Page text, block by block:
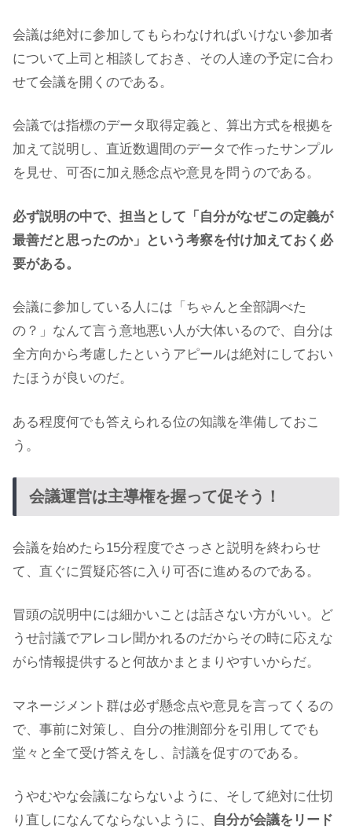
会議は絶対に参加してもらわなければいけない参加者
について上司と相談しておき、その人達の予定に合わ
せて会議を開くのである。
会議では指標のデータ取得定義と、算出方式を根拠を
加えて説明し、直近数週間のデータで作ったサンプル
を見せ、可否に加え懸念点や意見を問うのである。
必ず説明の中で、担当として「自分がなぜこの定義が
最善だと思ったのか」という考察を付け加えておく必
要がある。
会議に参加している人には「ちゃんと全部調べた
の？」なんて言う意地悪い人が大体いるので、自分は
全方向から考慮したというアピールは絶対にしておい
たほうが良いのだ。
ある程度何でも答えられる位の知識を準備しておこ
う。
会議運営は主導権を握って促そう！
会議を始めたら15分程度でさっさと説明を終わらせ
て、直ぐに質疑応答に入り可否に進めるのである。
冒頭の説明中には細かいことは話さない方がいい。ど
うせ討議でアレコレ聞かれるのだからその時に応えな
がら情報提供すると何故かまとまりやすいからだ。
マネージメント群は必ず懸念点や意見を言ってくるの
で、事前に対策し、自分の推測部分を引用してでも
堂々と全て受け答えをし、討議を促すのである。
うやむやな会議にならないように、そして絶対に仕切
り直しになんてならないように、
自分が会議をリード